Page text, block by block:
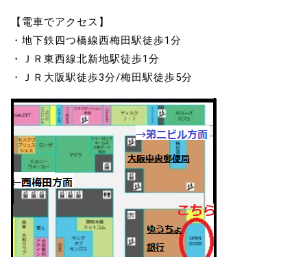
【電車でアクセス】
・地下鉄四つ橋線西梅田駅徒歩1分
・ＪＲ東西線北新地駅徒歩1分
・ＪＲ大阪駅徒歩3分/梅田駅徒歩5分